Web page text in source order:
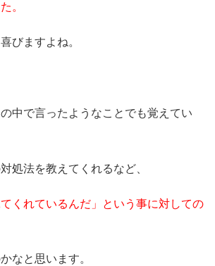
。
びますよね。
中で言ったようなことでも覚えてい
処法を教えてくれるなど、
てくれているんだ」という事に対しての
なと思います。